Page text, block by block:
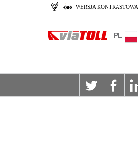
WERSJA KONTRASTOWA
PL